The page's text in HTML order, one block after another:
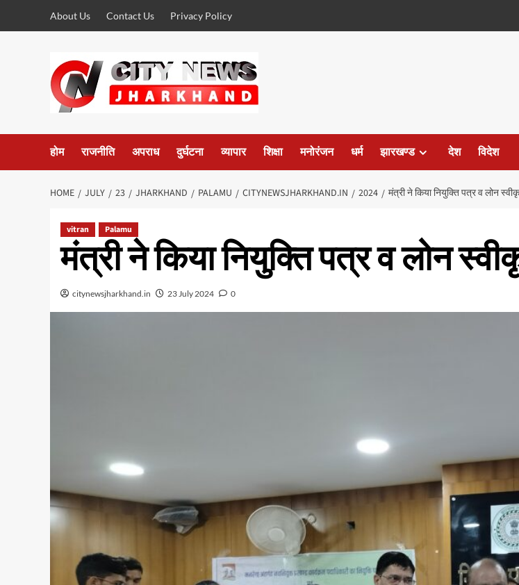
About Us Contact Us Privacy Policy
होम राजनीति अपराध दुर्घटना व्यापार शिक्षा मनोरंजन धर्म झारखण्ड देश विदेश
HOME JULY 23 JHARKHAND PALAMU CITYNEWSJHARKHAND.IN 2024 मंत्री ने किया नियुक्ति पत्र व लोन
vitran Palamu
मंत्री ने किया नियुक्ति पत्र व लोन
citynewsjharkhand.in 23 July 2024 0